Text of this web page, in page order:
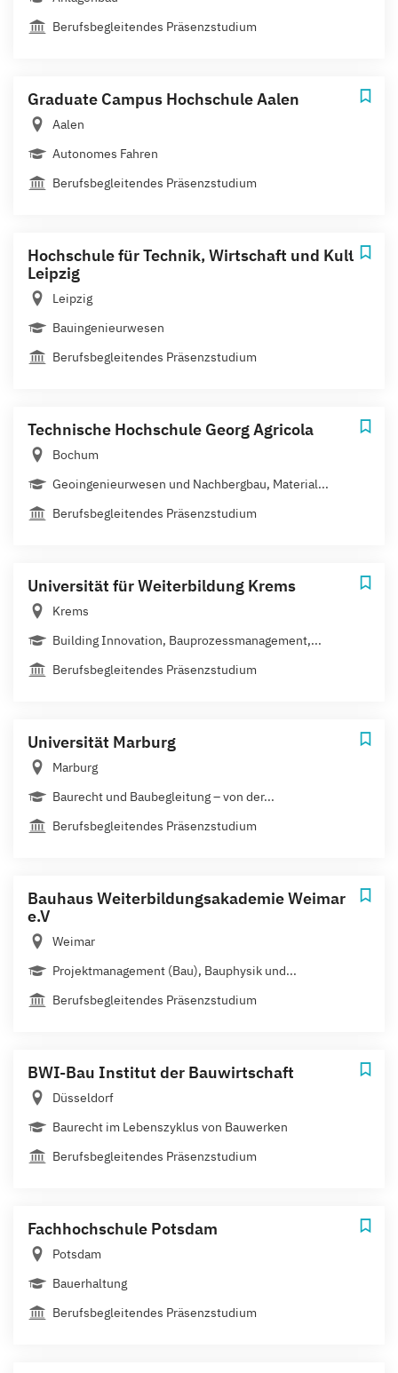
Berufsbegleitendes Präsenzstudium
Graduate Campus Hochschule Aalen
Aalen
Autonomes Fahren
Berufsbegleitendes Präsenzstudium
Hochschule für Technik, Wirtschaft und Kultur
Leipzig
Leipzig
Bauingenieurwesen
Berufsbegleitendes Präsenzstudium
Technische Hochschule Georg Agricola
Bochum
Geoingenieurwesen und Nachbergbau, Material...
Berufsbegleitendes Präsenzstudium
Universität für Weiterbildung Krems
Krems
Building Innovation, Bauprozessmanagement,...
Berufsbegleitendes Präsenzstudium
Universität Marburg
Marburg
Baurecht und Baubegleitung – von der...
Berufsbegleitendes Präsenzstudium
Bauhaus Weiterbildungsakademie Weimar
e.V
Weimar
Projektmanagement (Bau), Bauphysik und...
Berufsbegleitendes Präsenzstudium
BWI-Bau Institut der Bauwirtschaft
Düsseldorf
Baurecht im Lebenszyklus von Bauwerken
Berufsbegleitendes Präsenzstudium
Fachhochschule Potsdam
Potsdam
Bauerhaltung
Berufsbegleitendes Präsenzstudium